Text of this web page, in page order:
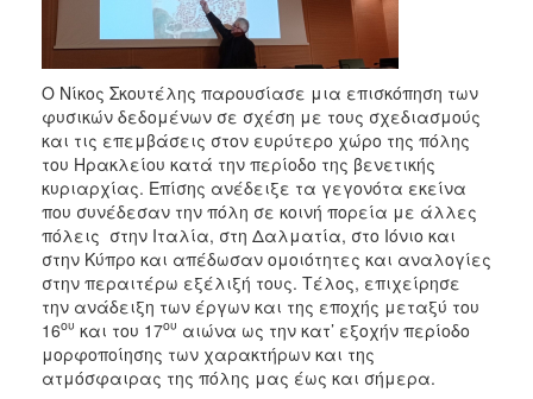
ΤΟΠΟΣ
ΠΟΛΙΤΙΣΜΟΣ
ΑΝΘΕΚΤΙΚΗ
ΠΟΛΗ
Ο Νίκος Σκουτέλης παρουσίασε μια επισκόπηση των
φυσικών δεδομένων σε σχέση με τους σχεδιασμούς
και τις επεμβάσεις στον ευρύτερο χώρο της πόλης
του Ηρακλείου κατά την περίοδο της βενετικής
κυριαρχίας. Επίσης ανέδειξε τα γεγονότα εκείνα
που συνέδεσαν την πόλη σε κοινή πορεία με άλλες
πόλεις στην Ιταλία, στη Δαλματία, στο Ιόνιο και
στην Κύπρο και απέδωσαν ομοιότητες και αναλογίες
στην περαιτέρω εξέλιξή τους. Τέλος, επιχείρησε
την ανάδειξη των έργων και της εποχής μεταξύ του
16ου και του 17ου αιώνα ως την κατ’ εξοχήν περίοδο
μορφοποίησης των χαρακτήρων και της
ατμόσφαιρας της πόλης μας έως και σήμερα.